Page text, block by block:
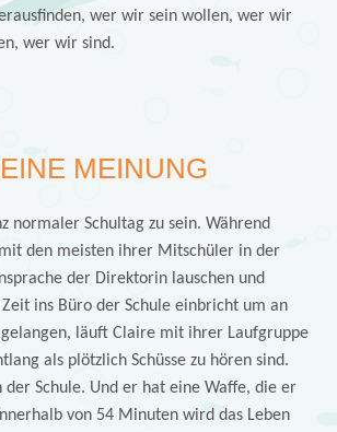
wer wir sein wollen, wer wir
wer wir sind.
MEINUNG
normaler Schultag zu sein. Während
den meisten ihrer Mitschüler in der
der Direktorin lauschen und
Zeit ins Büro der Schule einbricht um an
gelangen, läuft Claire mit ihrer Laufgruppe
als plötzlich Schüsse zu hören sind.
der Schule. Und er hat eine Waffe, die er
von 54 Minuten wird das Leben